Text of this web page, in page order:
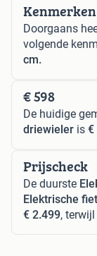
Kenmerken
Doorgaans
volgende
cm.
€ 598
De huidige
driewieler is €
Prijscheck
De duurste
Elektrische
€ 2.499,